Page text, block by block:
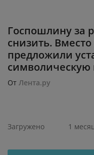
Госпошлину за
снизить.
предложили
символическую
От Лента.ру
Загружено 1